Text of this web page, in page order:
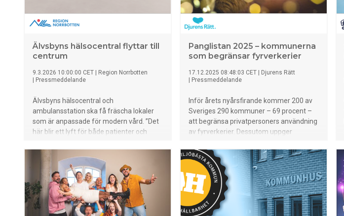
Älvsbyns hälsocentral flyttar till
centrum
9.3.2026 10:00:00 CET
Region Norrbotten
Pressmeddelande
Älvsbyns hälsocentral och
ambulansstation ska få fräscha lokaler
som är anpassade för modern vård. ”Det
här blir ett lyft för både patienter och
Panglistan 2025 – kommunerna
som begränsar fyrverkerier
17.12.2025 08:48:03 CET
Djurens Rätt
Pressmeddelande
Inför årets nyårsfirande kommer 200 av
Sveriges 290 kommuner – 69 procent –
att begränsa privatpersoners användning
av fyrverkerier. Dessutom uppger
de inte arrangerar fyrverkerier i
kommunal regi. Trenden är tydlig: allt fler
vill ha ett nyår som inte skrämmer eller
skadar djur.